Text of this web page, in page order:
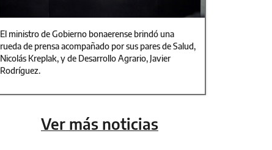
El ministro de Gobierno bonaerense brindó una
rueda de prensa acompañado por sus pares de Salud,
Nicolás Kreplak, y de Desarrollo Agrario, Javier
Rodríguez.
Ver más noticias